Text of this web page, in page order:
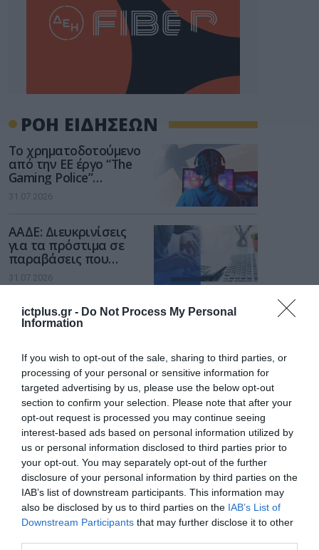
ictplus.gr - Do Not Process My Personal
Information
If you wish to opt-out of the sale, sharing to third parties, or
processing of your personal or sensitive information for
targeted advertising by us, please use the below opt-out
section to confirm your selection. Please note that after your
opt-out request is processed you may continue seeing
interest-based ads based on personal information utilized by
us or personal information disclosed to third parties prior to
your opt-out. You may separately opt-out of the further
disclosure of your personal information by third parties on the
IAB’s list of downstream participants. This information may
also be disclosed by us to third parties on the IAB’s List of
Downstream Participants that may further disclose it to other
ΡΟΗ ΕΙΔΗΣΕΩΝ
Το χρηματοδοτούμενο
από την ΕΕ έργο “The
Gaming Police”
ενισχύει την ασφάλεια
των παιδιών στο
31.07.2026
ΑΑΔΕ: Διευκρινίσεις
για τα πρόστιμα σε
παραβάσεις που
αφορούν τους ΦΗΜ
31.07.2026
Σ. Καλαφάτης: «Η
Τεχνητή Νοημοσύνη
νέα τεχνολογία, είναι
μια νέα βιομηχανική
επανάσταση»
31.07.2026
Νέος οδηγός του ΕΚΤ
για τη χρηματοδότηση
των ελληνικών
επιχειρήσεων στον
χώρο της άμυνας
Η πιο ταξιδιάρικη
βαλίτσα του φετινού
καλοκαιριού έχει την
υπογραφή της Xiaomi
31.07.2026